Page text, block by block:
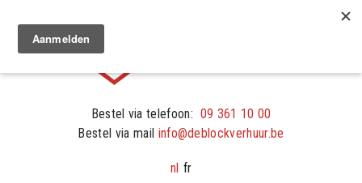
Bestel via telefoon: 09 361 10 00
Bestel via mail info@deblockverhuur.be
nl fr